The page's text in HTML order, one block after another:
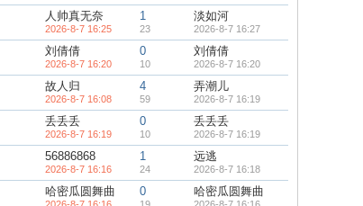
人帅真无奈
2026-8-7 16:25
1
23
淡如河
2026-8-7 16:27
刘倩倩
2026-8-7 16:20
0
10
刘倩倩
2026-8-7 16:20
故人归
2026-8-7 16:08
4
59
弄潮儿
2026-8-7 16:19
丢丢丢
2026-8-7 16:19
0
10
丢丢丢
2026-8-7 16:19
56886868
2026-8-7 16:16
1
24
远逃
2026-8-7 16:18
哈密瓜圆舞曲 0 哈密瓜圆舞曲